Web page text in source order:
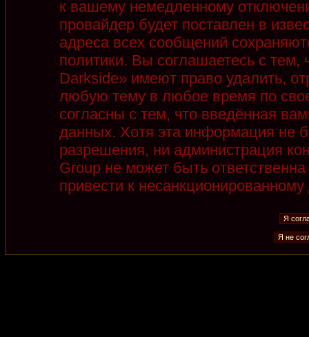
к вашему немедленному
провайдер будет поставлен в
адреса всех сообщений
политики. Вы соглашаетесь с
Darkside» имеют право удалить,
любую тему в любое время по
согласны с тем, что введённая
данных. Хотя эта информация не
разрешения, ни администрация
Group не может быть
привести к несанкционированному